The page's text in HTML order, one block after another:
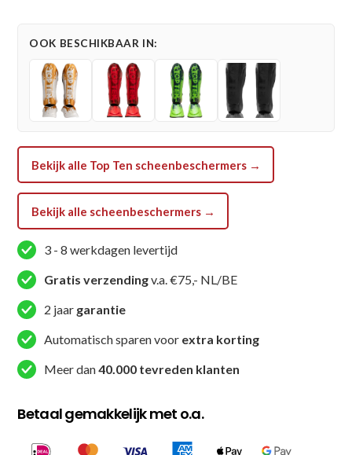
Power
/
Zwart
OOK BESCHIKBAAR IN:
Bekijk alle Top Ten scheenbeschermers →
Bekijk alle scheenbeschermers →
3 - 8 werkdagen levertijd
Gratis verzendingv.a. €75,- NL/BE
2 jaar garantie
Automatisch sparen voor extra korting
Meer dan40.000 tevreden klanten
Betaal gemakkelijk met o.a.